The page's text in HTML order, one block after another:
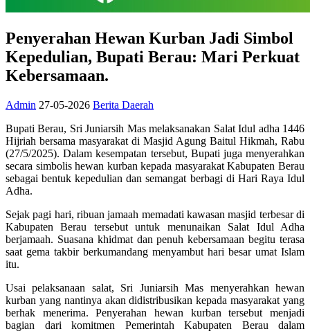
Penyerahan Hewan Kurban Jadi Simbol
Kepedulian, Bupati Berau: Mari Perkuat
Kebersamaan.
Admin 27-05-2026 Berita Daerah
Bupati Berau, Sri Juniarsih Mas melaksanakan Salat Idul adha 1446
Hijriah bersama masyarakat di Masjid Agung Baitul Hikmah, Rabu
(27/5/2025). Dalam kesempatan tersebut, Bupati juga menyerahkan
secara simbolis hewan kurban kepada masyarakat Kabupaten Berau
sebagai bentuk kepedulian dan semangat berbagi di Hari Raya Idul
Adha.
Sejak pagi hari, ribuan jamaah memadati kawasan masjid terbesar di
Kabupaten Berau tersebut untuk menunaikan Salat Idul Adha
berjamaah. Suasana khidmat dan penuh kebersamaan begitu terasa
saat gema takbir berkumandang menyambut hari besar umat Islam
itu.
Usai pelaksanaan salat, Sri Juniarsih Mas menyerahkan hewan
kurban yang nantinya akan didistribusikan kepada masyarakat yang
berhak menerima. Penyerahan hewan kurban tersebut menjadi
bagian dari komitmen Pemerintah Kabupaten Berau dalam